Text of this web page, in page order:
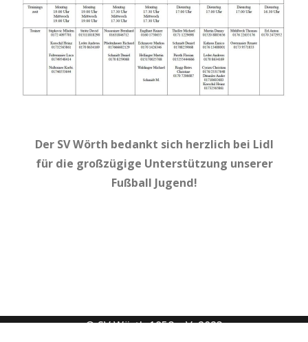
Der SV Wörth bedankt sich herzlich bei Lidl
für die großzügige Unterstützung unserer
Fußball Jugend!
© SV Wörth 1958 e.V. 2023